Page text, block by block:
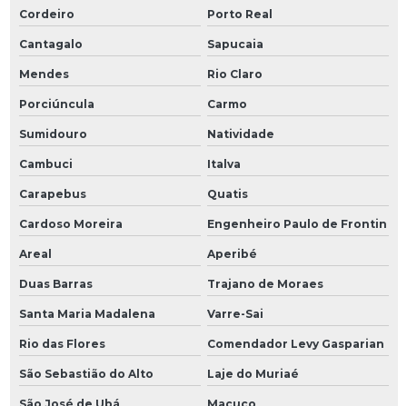
Cordeiro Porto Real
Cantagalo Sapucaia
Mendes Rio Claro
Porciúncula Carmo
Sumidouro Natividade
Cambuci Italva
Carapebus Quatis
Cardoso Moreira Engenheiro Paulo de Frontin
Areal Aperibé
Duas Barras Trajano de Moraes
Santa Maria Madalena Varre-Sai
Rio das Flores Comendador Levy Gasparian
São Sebastião do Alto Laje do Muriaé